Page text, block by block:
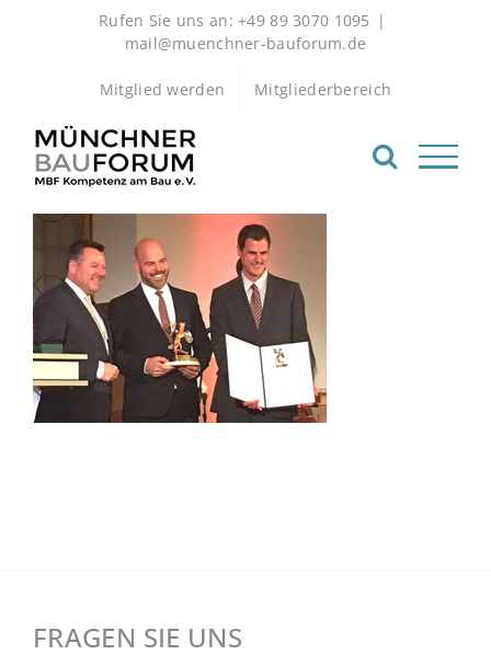
Rufen Sie uns an: +49 89 3070 1095 |
mail@muenchner-bauforum.de
Mitglied werden Mitgliederbereich
FRAGEN SIE UNS